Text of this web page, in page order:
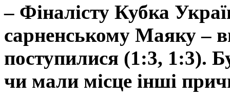
– Фіналісту Кубка
сарненському Маяку –
поступилися (1:3, 1:3).
чи мали місце інші